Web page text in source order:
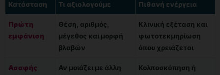
Κατάσταση Τι αξιολογούμε Πιθανή ενέργεια
Πρώτη
εμφάνιση
Θέση, αριθμός,
μέγεθος και μορφή
βλαβών
Κλινική εξέταση και
φωτοτεκμηρίωση
όπου χρειάζεται
Ασαφής
Αν μοιάζει με άλλη
Κολποσκόπηση ή